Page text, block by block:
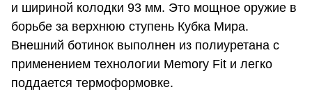
и шириной колодки 93 мм. Это мощное оружие в
борьбе за верхнюю ступень Кубка Мира.
Внешний ботинок выполнен из полиуретана с
применением технологии Memory Fit и легко
поддается термоформовке.